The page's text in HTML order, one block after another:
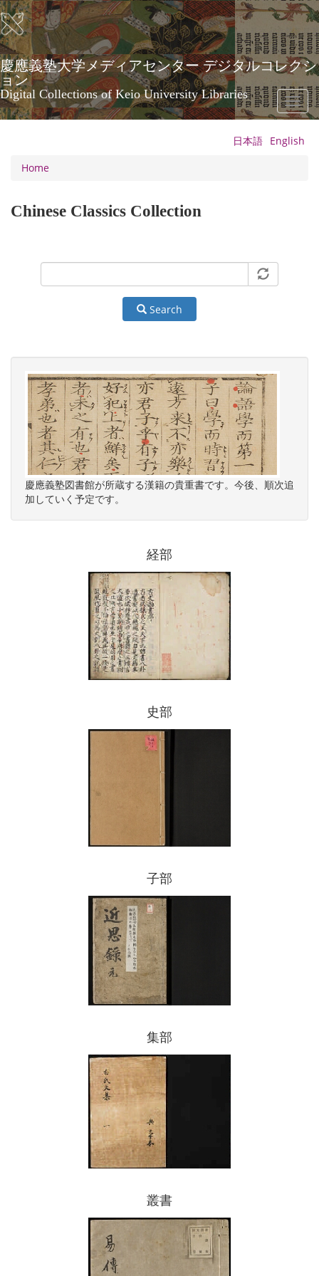
Skip
to
main
content
慶應義塾大学メディアセンター デジタルコレクシ
ョン
Digital Collections of Keio University Libraries
Toggle
日本語 English
Home
Chinese Classics Collection
Search
慶應義塾図書館が所蔵する漢籍の貴重書です。今後、順次追
加していく予定です。
経部
史部
子部
集部
叢書